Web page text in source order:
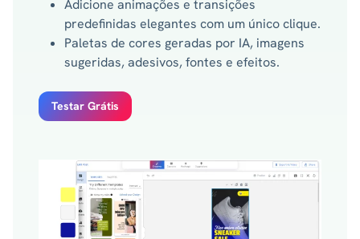
Adicione animações e transições
predefinidas elegantes com um único clique.
Paletas de cores geradas por IA, imagens
sugeridas, adesivos, fontes e efeitos.
Testar Grátis